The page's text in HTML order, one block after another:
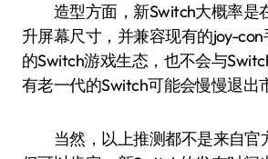
造型方面，新Switch大概率是
升屏幕尺寸，并兼容现有的joy-
的Switch游戏生态，也不会与
有老一代的Switch可能会慢慢退出
当然，以上推测都不是来自官